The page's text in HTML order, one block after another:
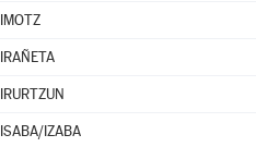
IMOTZ
IRAÑETA
IRURTZUN
ISABA/IZABA